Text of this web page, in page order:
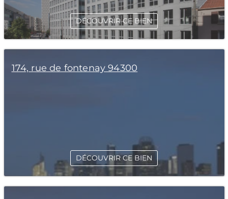
DÉCOUVRIR CE BIEN
174, rue de fontenay 94300
DÉCOUVRIR CE BIEN